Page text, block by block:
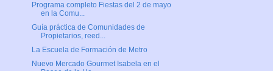
Programa completo Fiestas del 2 de mayo
en la Comu...
Guía práctica de Comunidades de
Propietarios, reed...
La Escuela de Formación de Metro
Nuevo Mercado Gourmet Isabela en el